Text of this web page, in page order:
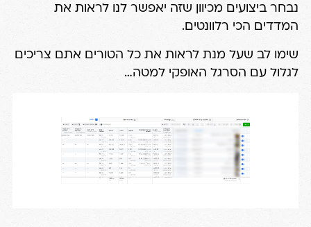
נבחר ביצועים מכיוון שזה יאפשר לנו לראות את
המדדים הכי רלוונטים.
שימו לב שעל מנת לראות את כל הטורים אתם צריכים
לגלול עם הסרגל האופקי למטה…